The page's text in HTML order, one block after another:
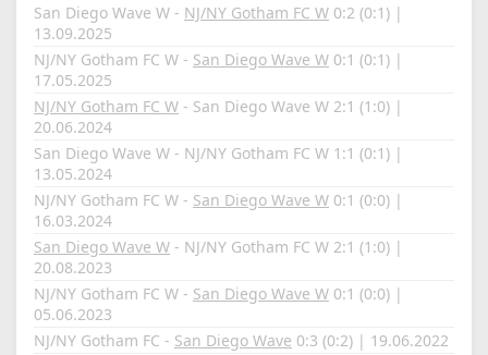
San Diego Wave W - NJ/NY Gotham FC W 0:2 (0:1) |
13.09.2025
NJ/NY Gotham FC W - San Diego Wave W 0:1 (0:1) |
17.05.2025
NJ/NY Gotham FC W - San Diego Wave W 2:1 (1:0) |
20.06.2024
San Diego Wave W - NJ/NY Gotham FC W 1:1 (0:1) |
13.05.2024
NJ/NY Gotham FC W - San Diego Wave W 0:1 (0:0) |
16.03.2024
San Diego Wave W - NJ/NY Gotham FC W 2:1 (1:0) |
20.08.2023
NJ/NY Gotham FC W - San Diego Wave W 0:1 (0:0) |
05.06.2023
NJ/NY Gotham FC - San Diego Wave 0:3 (0:2) | 19.06.2022